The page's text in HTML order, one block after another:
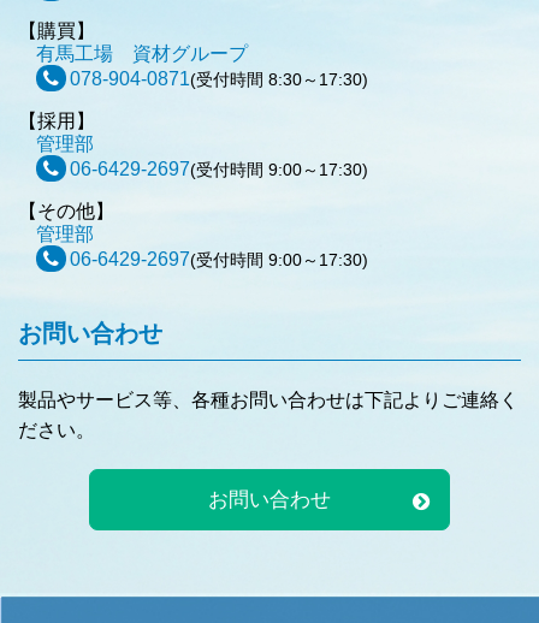
【購買】
有馬工場 資材グループ
078-904-0871(受付時間 8:30～17:30)
【採用】
管理部
06-6429-2697(受付時間 9:00～17:30)
【その他】
管理部
06-6429-2697(受付時間 9:00～17:30)
お問い合わせ
製品やサービス等、各種お問い合わせは下記よりご連絡く
ださい。
お問い合わせ